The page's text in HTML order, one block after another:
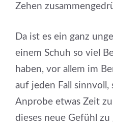
Zehen
Da ist es ein ganz
einem Schuh so viel
haben, vor allem im
auf jeden Fall sinnvoll,
Anprobe etwas Zeit
dieses neue Gefühl